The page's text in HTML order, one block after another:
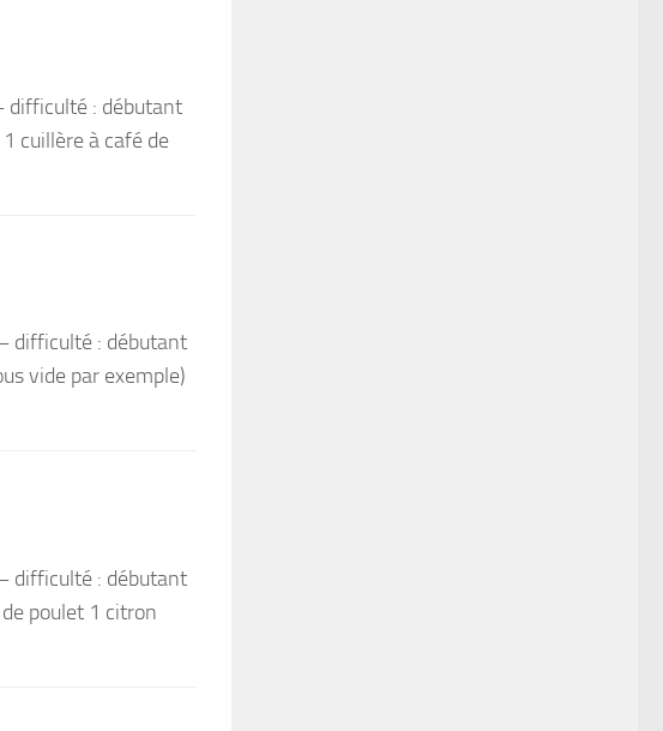
difficulté : débutant
cuillère à café de
difficulté : débutant
vide par exemple)
difficulté : débutant
poulet 1 citron